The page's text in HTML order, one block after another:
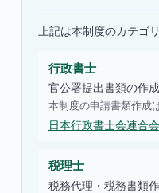
上記は本制度のカテゴ
行政書士
官公署提出書類の作
本制度の申請書類作成
日本行政書士会連合
税理士
税務代理・税務書類